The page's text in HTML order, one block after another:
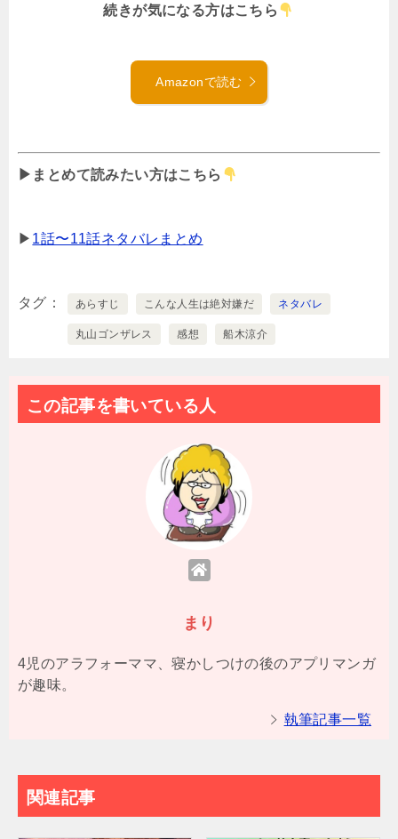
続きが気になる方はこちら
Amazonで読む
▶まとめて読みたい方はこちら
▶ 1話〜11話ネタバレまとめ
タグ あらすじ こんな人生は絶対嫌だ ネタバレ
丸山ゴンザレス 感想 船木涼介
この記事を書いている人
まり
4児のアラフォーママ、寝かしつけの後のアプリマンガ
が趣味。
執筆記事一覧
関連記事